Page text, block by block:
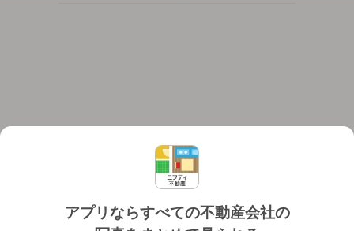
アプリならすべての不動産会社の